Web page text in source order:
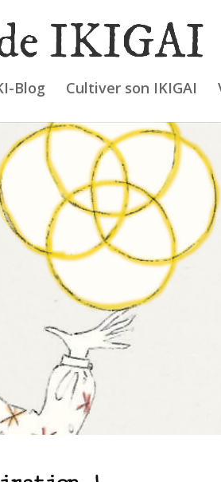
Blog Cultiver son IKIGAI